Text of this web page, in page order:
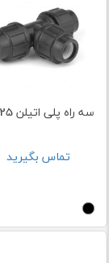
سه راه پلی اتیلن 25×25×25
تماس بگیرید